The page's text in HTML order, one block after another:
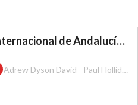
Campeonato Internacional de Andalucía Dobles Senior
Adrew Dyson David - Paul Holliday